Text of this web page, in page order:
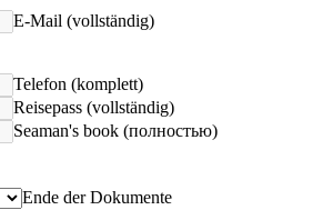
E-Mail (vollständig)
Telefon (komplett)
Reisepass (vollständig)
Seaman's book (полностью)
Ende der Dokumente